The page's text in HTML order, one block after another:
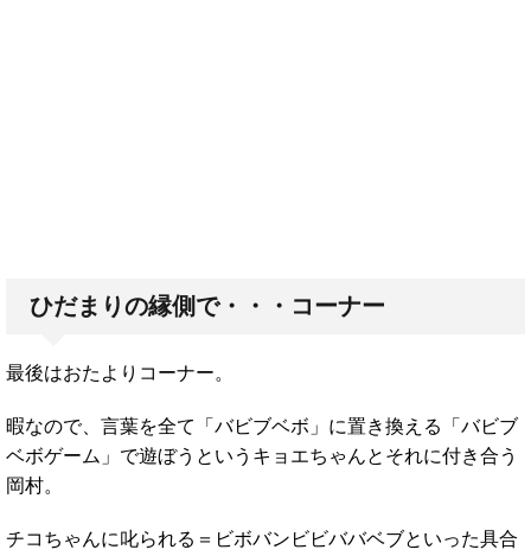
ひだまりの縁側で・・・コーナー
最後はおたよりコーナー。
暇なので、言葉を全て「バビブベボ」に置き換える「バビブ
ベボゲーム」で遊ぼうというキョエちゃんとそれに付き合う
岡村。
チコちゃんに叱られる＝ビボバンビビババベブといった具合